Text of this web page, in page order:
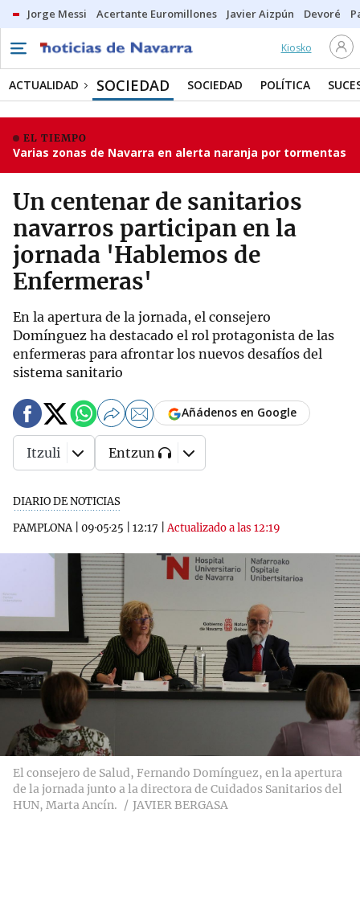
Jorge Messi Acertante Euromillones Javier Aizpún Devoré
Kiosko
ACTUALIDAD SOCIEDAD SOCIEDAD POLÍTICA
EL TIEMPO
Varias zonas de Navarra en alerta naranja por tormentas
Un centenar de sanitarios
navarros participan en la
jornada 'Hablemos de
Enfermeras'
En la apertura de la jornada, el consejero
Domínguez ha destacado el rol protagonista de las
enfermeras para afrontar los nuevos desafíos del
sistema sanitario
DIARIO DE NOTICIAS
PAMPLONA| 09·05·25 12:17 |Actualizado a las 12:19
Añádenos en Google
Itzuli Entzun
El consejero de Salud, Fernando Domínguez, en la apertura
de la jornada junto a la directora de Cuidados Sanitarios del
HUN, Marta Ancín.
JAVIER BERGASA